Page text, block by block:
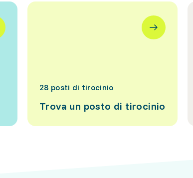
28 posti di tirocinio
Trova un posto di tirocinio